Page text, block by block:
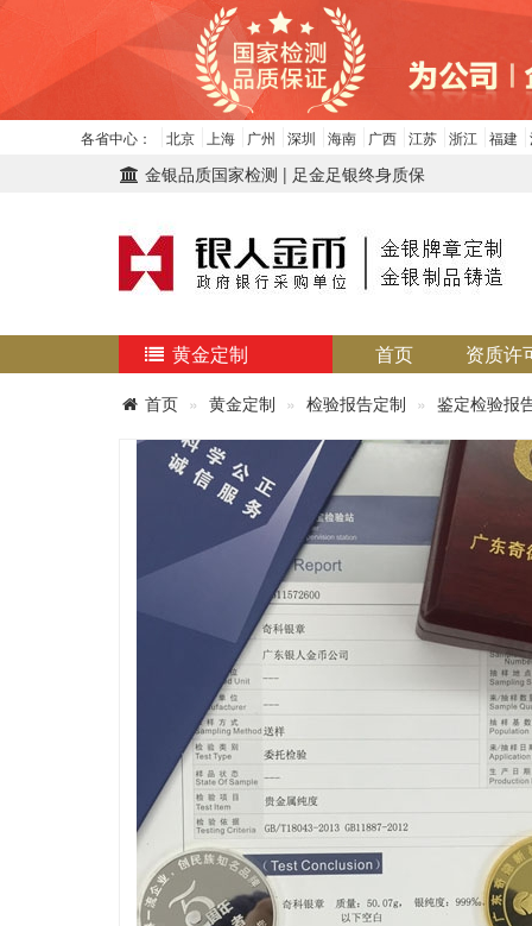
各省中心： 北京 上海 广州 深圳 海南 广西 江苏 浙江 福建
金银品质国家检测 | 足金足银终身质保
黄金定制 首页 资质许
首页 黄金定制 检验报告定制 鉴定检验报